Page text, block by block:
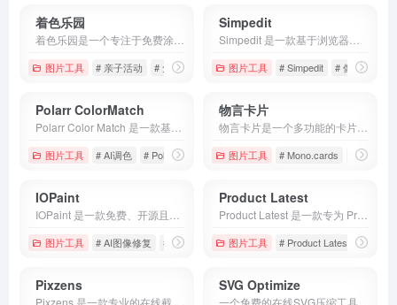
着色乐园
图片工具 # 亲子活动 # 免费涂色 # 涂色乐园
Simpedit
图片工具 # Simpedit # 像素风格
Polarr ColorMatch
图片工具 # AI调色 # Polarr ColorMatch # 图片处理
物言卡片
图片工具 # Mono.cards # 图文卡片
IOPaint
图片工具 # AI图像修复 # IOPaint # 开源工具
Product Latest
图片工具 # Product Latest # 卡片
Pixzens SVG Optimize